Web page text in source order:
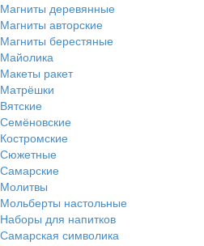
Магниты деревянные
Магниты авторские
Магниты берестяные
Майолика
Макеты ракет
Матрёшки
Вятские
Семёновские
Костромские
Сюжетные
Самарские
Молитвы
Мольберты настольные
Наборы для напитков
Самарская символика